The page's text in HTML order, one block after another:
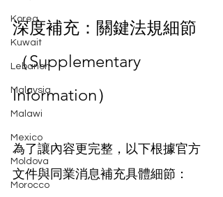
Korea
Kuwait
Lebanon
Malaysia
Malawi
Mexico
Moldova
Morocco
深度補充：關鍵法規細節
（Supplementary
Information）
為了讓內容更完整，以下根據官方
文件與同業消息補充具體細節：